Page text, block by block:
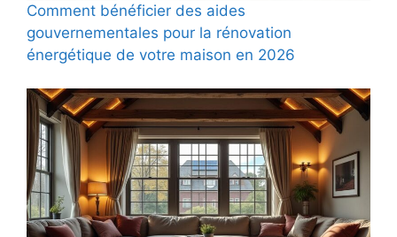
Comment bénéficier des aides
gouvernementales pour la rénovation
énergétique de votre maison en 2026